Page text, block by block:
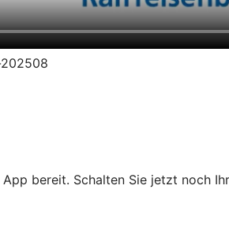
bereit. Schalten Sie jetzt noch